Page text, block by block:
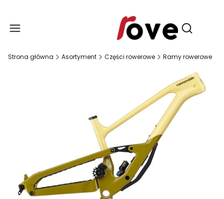
Otwórz
Strona główna Asortyment Części rowerowe Ramy rowerowe